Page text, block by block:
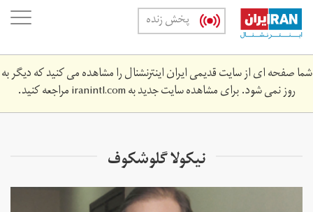
Skip
main
content
پخش زنده
شما صفحه ای از سایت قدیمی ایران اینترنشنال را مشاهده می کنید که دیگر به
روز نمی شود. برای مشاهده سایت جدید بهiranintl.comمراجعه کنید.
نیکولا گلوشکوف